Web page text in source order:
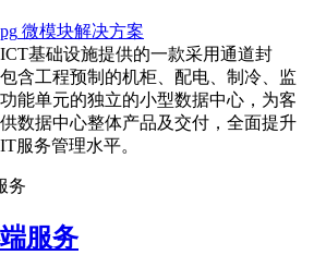
微模块解决方案
基础设施提供的一款采用通道封
含工程预制的机柜、配电、制冷、监
能单元的独立的小型数据中心，为客
数据中心整体产品及交付，全面提升
服务管理水平。
务
服务